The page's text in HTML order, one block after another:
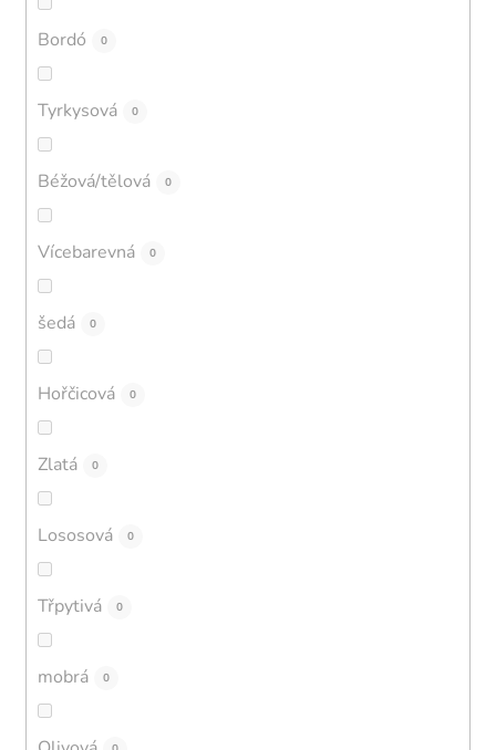
Bordó 0
Tyrkysová 0
Béžová/tělová 0
Vícebarevná 0
šedá 0
Hořčicová 0
Zlatá 0
Lososová 0
Třpytivá 0
mobrá 0